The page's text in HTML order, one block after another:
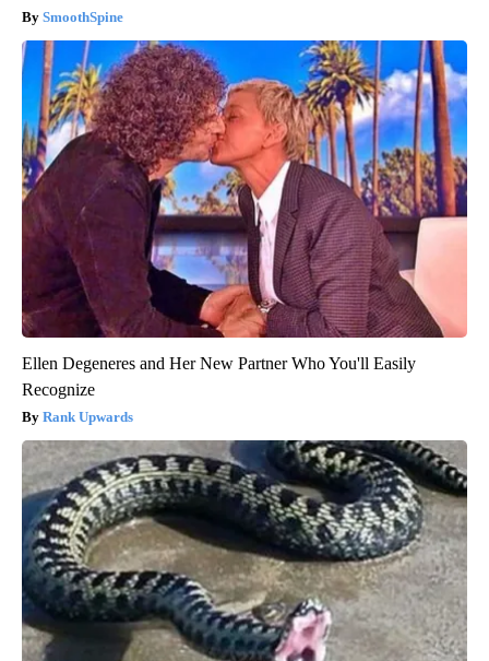
SmoothSpine
Ellen Degeneres and Her New Partner Who You'll Easily
Recognize
Rank Upwards